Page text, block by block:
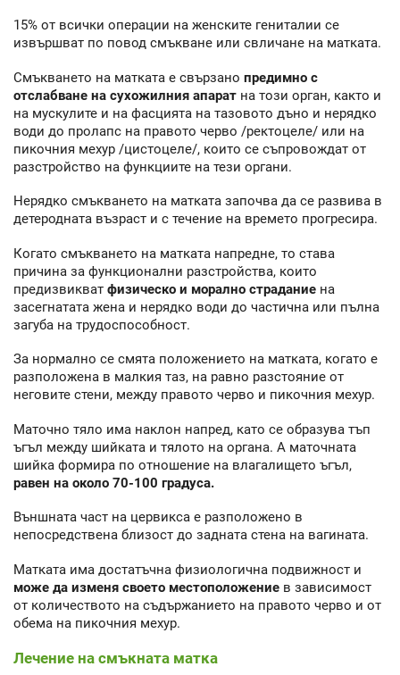
15% от всички операции на женските гениталии се
извършват по повод смъкване или свличане на матката.
Смъкването на матката е свързано предимно с
отслабване на сухожилния апарат на този орган, както и
на мускулите и на фасцията на тазовото дъно и нерядко
води до пролапс на правото черво /ректоцеле/ или на
пикочния мехур /цистоцеле/, които се съпровождат от
разстройство на функциите на тези органи.
Нерядко смъкването на матката започва да се развива в
детеродната възраст и с течение на времето прогресира.
Когато смъкването на матката напредне, то става
причина за функционални разстройства, които
предизвикват физическо и морално страдание на
засегнатата жена и нерядко води до частична или пълна
загуба на трудоспособност.
За нормално се смята положението на матката, когато е
разположена в малкия таз, на равно разстояние от
неговите стени, между правото черво и пикочния мехур.
Маточно тяло има наклон напред, като се образува тъп
ъгъл между шийката и тялото на органа. А маточната
шийка формира по отношение на влагалището ъгъл,
равен на около 70-100 градуса.
Външната част на цервикса е разположено в
непосредствена близост до задната стена на вагината.
Матката има достатъчна физиологична подвижност и
може да изменя своето местоположение в зависимост
от количеството на съдържанието на правото черво и от
обема на пикочния мехур.
Лечение на смъкната матка